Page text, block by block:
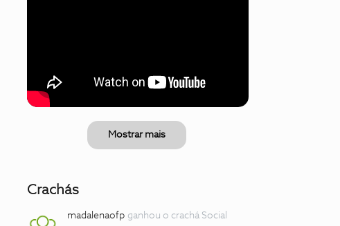
Mostrar mais
Crachás
madalenaofp ganhou o crachá Social